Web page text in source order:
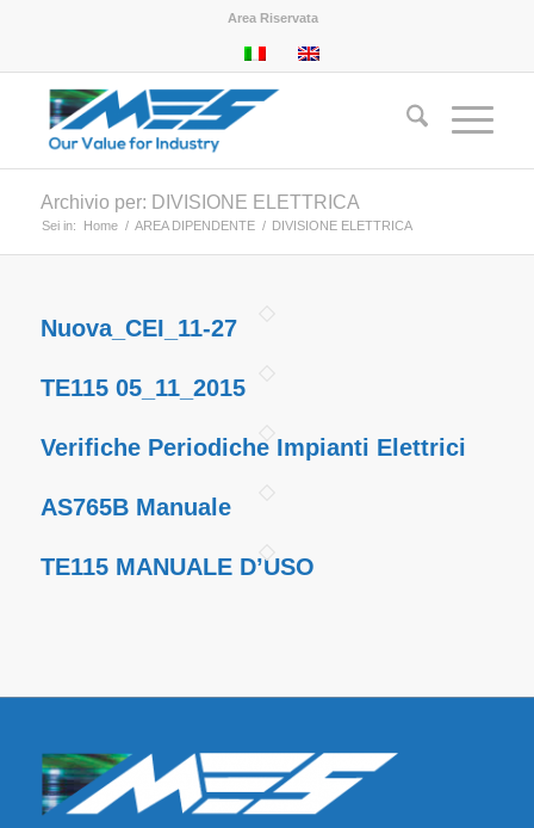
Area Riservata
Archivio per: DIVISIONE ELETTRICA
Sei in: Home / AREA DIPENDENTE / DIVISIONE ELETTRICA
Nuova_CEI_11-27
TE115 05_11_2015
Verifiche Periodiche Impianti Elettrici
AS765B Manuale
TE115 MANUALE D’USO